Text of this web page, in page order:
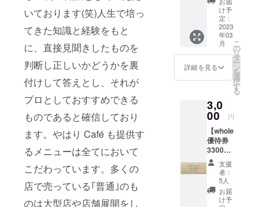
いております(笑)人生で培っ
てきた知識と経験をもと
に、直接見聞きしたものを
判断し正しいかどうかを裏
付けして答えとし、それが
プロとしておすすめできる
ものであると確信しており
ます。やはり Café も提供す
るメニューは全てにおいて
こだわっています。多くの
店で売っている｢普通｣のも
のは大型店や店舗展開をし
ジで
す。
す！共
同経営
をする2
人がご
支援い
ただい
た方を
名指し
で超絶
デオレ
ターを
お送り
しま
す！！
！テン
ション
に注
意。 動
画内容 :
収録時
け予
定：
2023
年03
月
詳細を見る
こ
の
リ
タ
ー
ン
を
選
択
す
る
3,0
00 円
【whole
優待券
3300円
分】
whole愛
知野間
本店と
whole東
支援
者：
5人
お届
け予